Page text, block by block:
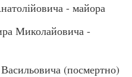
- майора
Миколайовича -
(посмертно)